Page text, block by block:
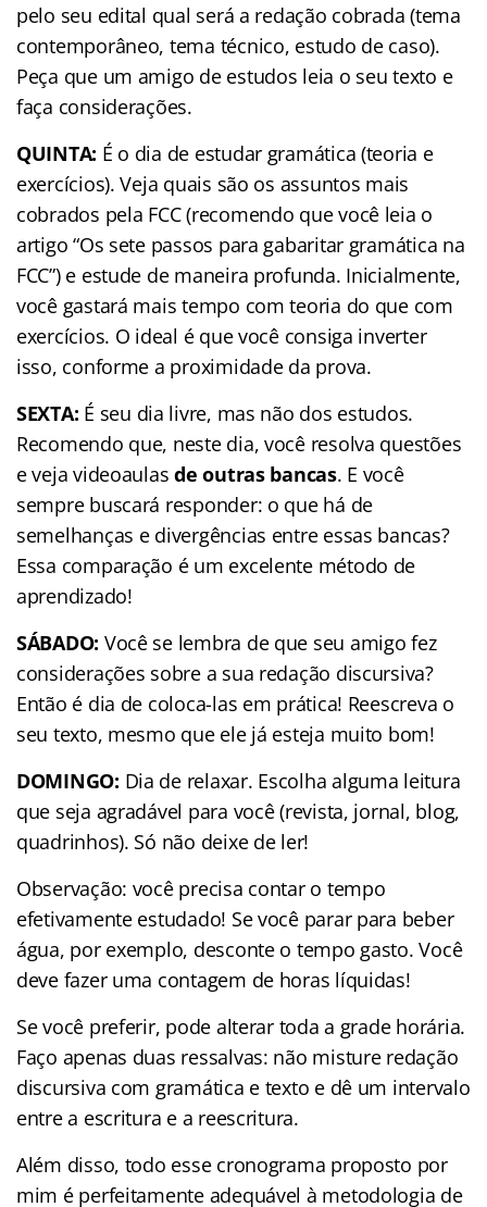
pelo seu edital qual será a redação cobrada (tema
contemporâneo, tema técnico, estudo de caso).
Peça que um amigo de estudos leia o seu texto e
faça considerações.
QUINTA: É o dia de estudar gramática (teoria e
exercícios). Veja quais são os assuntos mais
cobrados pela FCC (recomendo que você leia o
artigo “Os sete passos para gabaritar gramática na
FCC”) e estude de maneira profunda. Inicialmente,
você gastará mais tempo com teoria do que com
exercícios. O ideal é que você consiga inverter
isso, conforme a proximidade da prova.
SEXTA: É seu dia livre, mas não dos estudos.
Recomendo que, neste dia, você resolva questões
e veja videoaulasde outras bancas. E você
sempre buscará responder: o que há de
semelhanças e divergências entre essas bancas?
Essa comparação é um excelente método de
aprendizado!
SÁBADO: Você se lembra de que seu amigo fez
considerações sobre a sua redação discursiva?
Então é dia de coloca-las em prática! Reescreva o
seu texto, mesmo que ele já esteja muito bom!
DOMINGO: Dia de relaxar. Escolha alguma leitura
que seja agradável para você (revista, jornal, blog,
quadrinhos). Só não deixe de ler!
Observação: você precisa contar o tempo
efetivamente estudado! Se você parar para beber
água, por exemplo, desconte o tempo gasto. Você
deve fazer uma contagem de horas líquidas!
Se você preferir, pode alterar toda a grade horária.
Faço apenas duas ressalvas: não misture redação
discursiva com gramática e texto e dê um intervalo
entre a escritura e a reescritura.
Além disso, todo esse cronograma proposto por
mim é perfeitamente adequável à metodologia de